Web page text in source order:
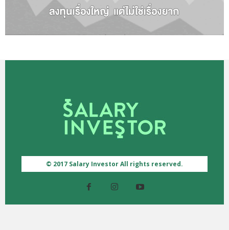
© 2017 Salary Investor All rights reserved.